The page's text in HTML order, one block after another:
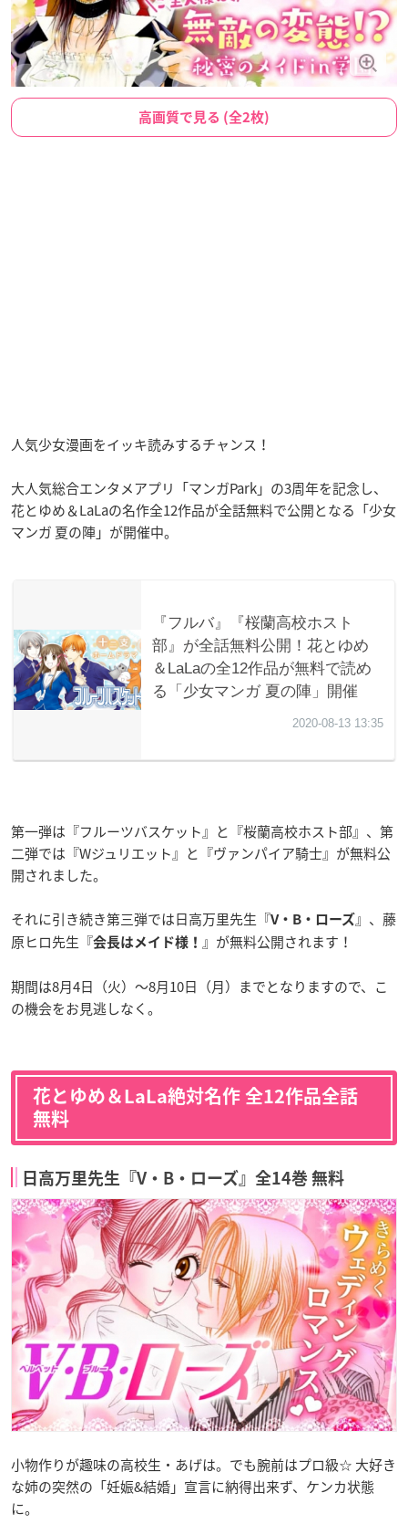
高画質で見る (全2枚)
人気少女漫画をイッキ読みするチャンス！
大人気総合エンタメアプリ「マンガPark」の3周年を記念し、
花とゆめ＆LaLaの名作全12作品が全話無料で公開となる「少女
マンガ 夏の陣」が開催中。
第一弾は『フルーツバスケット』と『桜蘭高校ホスト部』、第
二弾では『Wジュリエット』と『ヴァンパイア騎士』が無料公
開されました。
それに引き続き第三弾では日高万里先生『V・B・ローズ』、藤
原ヒロ先生『会長はメイド様！ 』が無料公開されます！
期間は8月4日（火）～8月10日（月）までとなりますので、こ
の機会をお見逃しなく。
花とゆめ＆LaLa絶対名作 全12作品全話
無料
日高万里先生『V・B・ローズ』全14巻 無料
小物作りが趣味の高校生・あげは。でも腕前はプロ級☆ 大好き
な姉の突然の「妊娠&結婚」宣言に納得出来ず、ケンカ状態
に。